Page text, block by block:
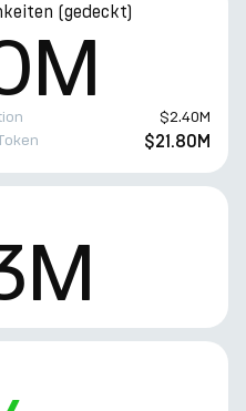
(gedeckt)
$2.40M
$21.80M